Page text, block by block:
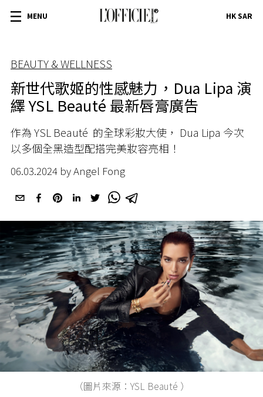
MENU HK SAR
BEAUTY & WELLNESS
新世代歌姬的性感魅力，Dua Lipa 演
繹 YSL Beauté 最新唇膏廣告
作為YSL Beauté 的全球彩妝大使， Dua Lipa 今次
以多個全黑造型配搭完美妝容亮相！
06.03.2024 by Angel Fong
（圖片來源：YSL Beauté ）